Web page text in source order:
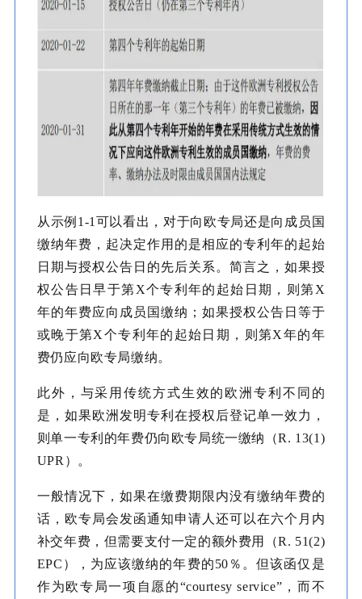
从示例1-1可以看出，对于向欧专局还是向成员国
缴纳年费，起决定作用的是相应的专利年的起始
日期与授权公告日的先后关系。简言之，如果授
权公告日早于第X个专利年的起始日期，则第X
年的年费应向成员国缴纳；如果授权公告日等于
或晚于第X个专利年的起始日期，则第X年的年
费仍应向欧专局缴纳。
此外，与采用传统方式生效的欧洲专利不同的
是，如果欧洲发明专利在授权后登记单一效力，
则单一专利的年费仍向欧专局统一缴纳（R. 13(1)
UPR）。
一般情况下，如果在缴费期限内没有缴纳年费的
话，欧专局会发函通知申请人还可以在六个月内
补交年费，但需要支付一定的额外费用（R. 51(2)
EPC），为应该缴纳的年费的50％。但该函仅是
作为欧专局一项自愿的“courtesy service”，而不